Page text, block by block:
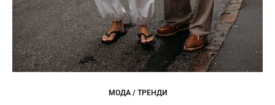
МОДА / ТРЕНДИ